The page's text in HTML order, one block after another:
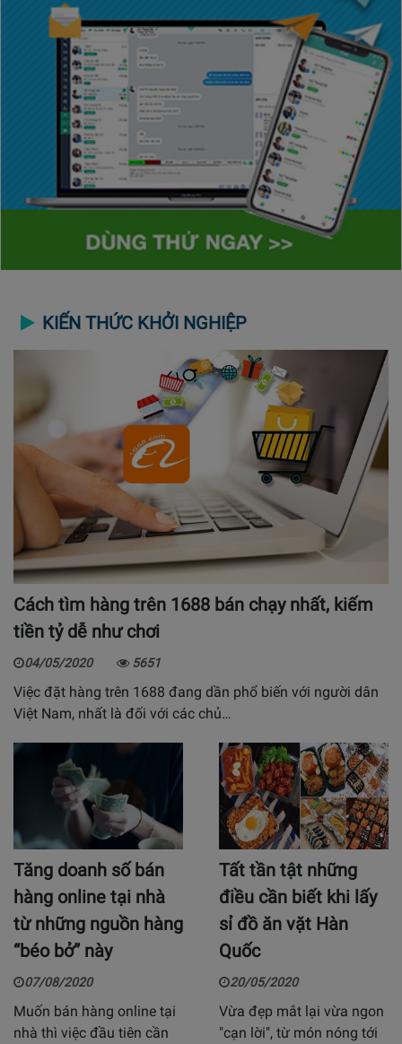
KIẾN THỨC KHỞI NGHIỆP
Cách tìm hàng trên 1688 bán chạy nhất, kiếm
tiền tỷ dễ như chơi
04/05/2020 5651
Việc đặt hàng trên 1688 đang dần phổ biến với người dân
Việt Nam, nhất là đối với các chủ…
Tăng doanh số bán
hàng online tại nhà
từ những nguồn hàng
“béo bở” này
07/08/2020
Muốn bán hàng online tại
nhà thì việc đầu tiên cần
Tất tần tật những
điều cần biết khi lấy
sỉ đồ ăn vặt Hàn
Quốc
20/05/2020
Vừa đẹp mắt lại vừa ngon
"cạn lời", từ món nóng tới